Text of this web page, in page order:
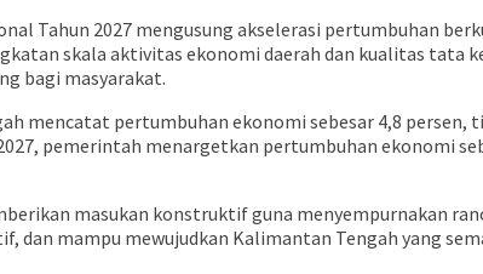
Tahun 2027 mengusung akselerasi pertumbuhan
skala aktivitas ekonomi daerah dan kualitas
bagi masyarakat.
mencatat pertumbuhan ekonomi sebesar 4,8 persen,
pemerintah menargetkan pertumbuhan ekonomi
masukan konstruktif guna menyempurnakan
dan mampu mewujudkan Kalimantan Tengah yang